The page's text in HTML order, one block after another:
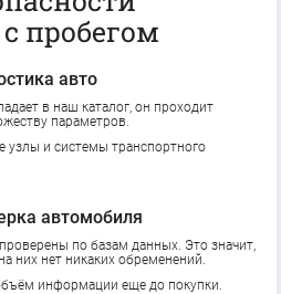
пробегом
авто
в наш каталог, он проходит
параметров.
и системы транспортного
автомобиля
по базам данных. Это значит,
них нет никаких обременений.
информации еще до покупки.